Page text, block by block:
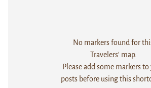
No markers found for
Travelers' map.
Please add some markers
posts before using this